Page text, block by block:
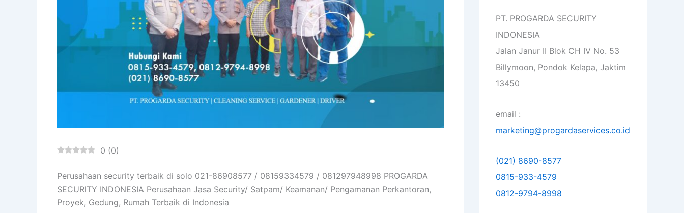
0 (0)
Perusahaan security terbaik di solo 021-86908577 / 08159334579 / 081297948998 PROGARDA
SECURITY INDONESIA Perusahaan Jasa Security/ Satpam/ Keamanan/ Pengamanan Perkantoran,
Proyek, Gedung, Rumah Terbaik di Indonesia
PT. PROGARDA SECURITY
INDONESIA
Jalan Janur II Blok CH IV No. 53
Billymoon, Pondok Kelapa, Jaktim
13450
email :
marketing@progardaservices.co.id
(021) 8690-8577
0815-933-4579
0812-9794-8998